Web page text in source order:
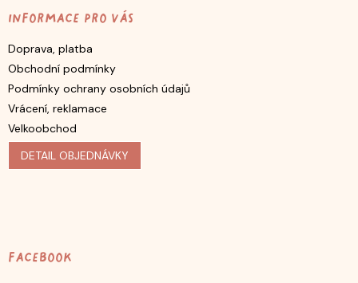
Informace pro vás
Doprava, platba
Obchodní podmínky
Podmínky ochrany osobních údajů
Vrácení, reklamace
Velkoobchod
DETAIL OBJEDNÁVKY
Facebook